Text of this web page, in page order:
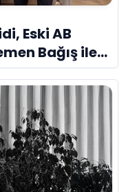
Eski AB
Bağış ile